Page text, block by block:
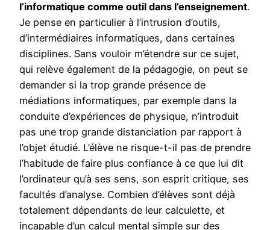
l’informatique comme outil dans l’enseignement.
Je pense en particulier à l’intrusion d’outils,
d’intermédiaires informatiques, dans certaines
disciplines. Sans vouloir m’étendre sur ce sujet,
qui relève également de la pédagogie, on peut se
demander si la trop grande présence de
médiations informatiques, par exemple dans la
conduite d’expériences de physique, n’introduit
pas une trop grande distanciation par rapport à
l’objet étudié. L’élève ne risque-t-il pas de prendre
l’habitude de faire plus confiance à ce que lui dit
l’ordinateur qu’à ses sens, son esprit critique, ses
facultés d’analyse. Combien d’élèves sont déjà
totalement dépendants de leur calculette, et
incapable d’un calcul mental simple sur des